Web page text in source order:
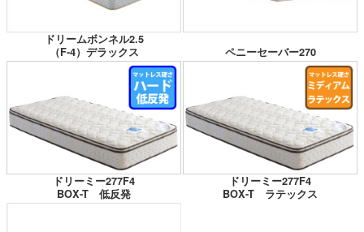
ドリームボンネル2.5
（F-4）デラックス
ペニーセーバー270
ドリーミー277F4
BOX-T 低反発
ドリーミー277F4
BOX-T ラテックス